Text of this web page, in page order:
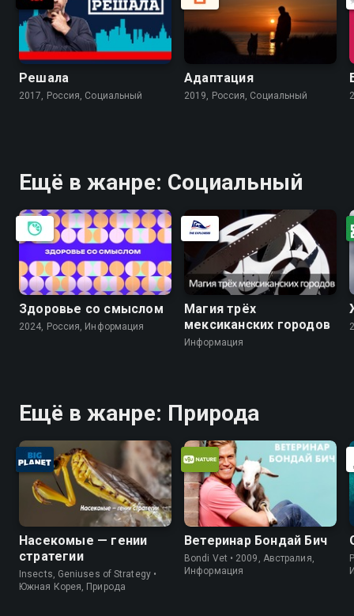
Решала
2017, Россия, Социальный
Адaптaция
2019, Россия, Социальный
Ещё в жанре: Социальный
Здоровье со смыслом
2024, Россия, Информация
Магия трёх
мексиканских городов
Информация
Ещё в жанре: Природа
Насекомые — гении
стратегии
Insects, Geniuses of Strategy •
Южная Корея, Природа
Ветеринар Бондай Бич
Bondi Vet • 2009, Австралия,
Информация